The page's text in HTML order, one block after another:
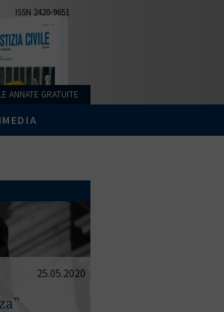
ISSN 2420-9651
ANNATE GRATUITE
25.05.2020